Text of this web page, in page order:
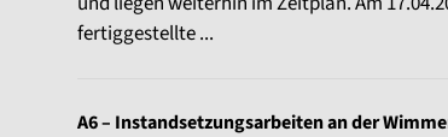
fertiggestellte ...
A6 – Instandsetzungsarbeiten an der